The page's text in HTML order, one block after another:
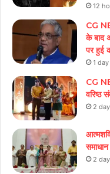
12
CG
के बाद
पर हुई
1
CG
वरिष्ठ
2
2